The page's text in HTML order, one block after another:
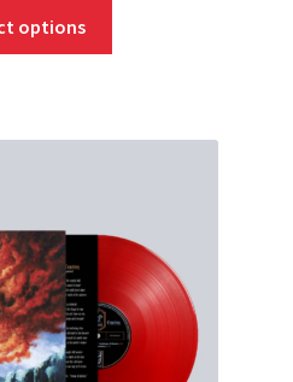
options
variants.
chosen
on
the
product